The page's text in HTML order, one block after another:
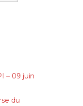
– 09 juin
du